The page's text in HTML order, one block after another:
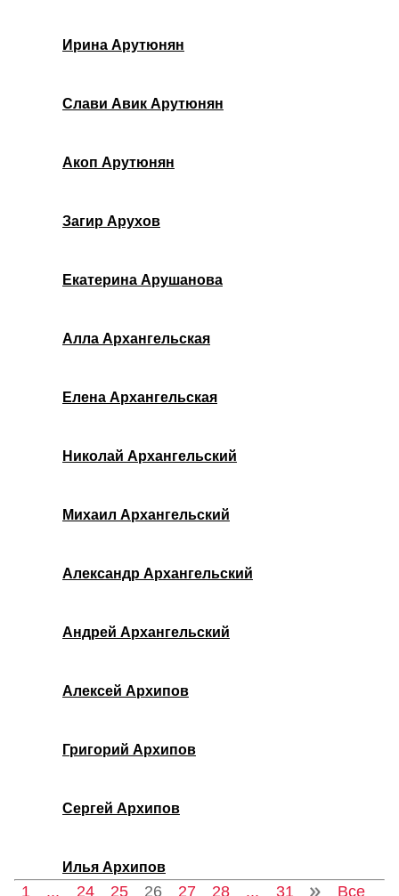
Ирина Арутюнян
Слави Авик Арутюнян
Акоп Арутюнян
Загир Арухов
Екатерина Арушанова
Алла Архангельская
Елена Архангельская
Николай Архангельский
Михаил Архангельский
Александр Архангельский
Андрей Архангельский
Алексей Архипов
Григорий Архипов
Сергей Архипов
Илья Архипов
1 ... 24 25 26 27 28 ... 31 Все